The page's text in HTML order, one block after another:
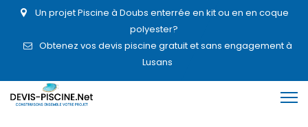
Un projet Piscine à Doubs enterrée en kit ou en en coque
polyester?
Obtenez vos devis piscine gratuit et sans engagement à
Lusans